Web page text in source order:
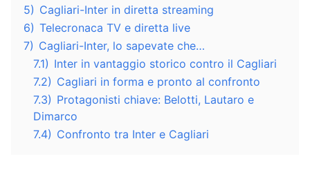
5) Cagliari-Inter in diretta streaming
6) Telecronaca TV e diretta live
7) Cagliari-Inter, lo sapevate che…
7.1) Inter in vantaggio storico contro il Cagliari
7.2) Cagliari in forma e pronto al confronto
7.3) Protagonisti chiave: Belotti, Lautaro e
Dimarco
7.4) Confronto tra Inter e Cagliari